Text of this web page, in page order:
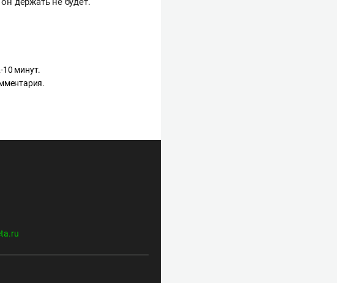
10 минут.